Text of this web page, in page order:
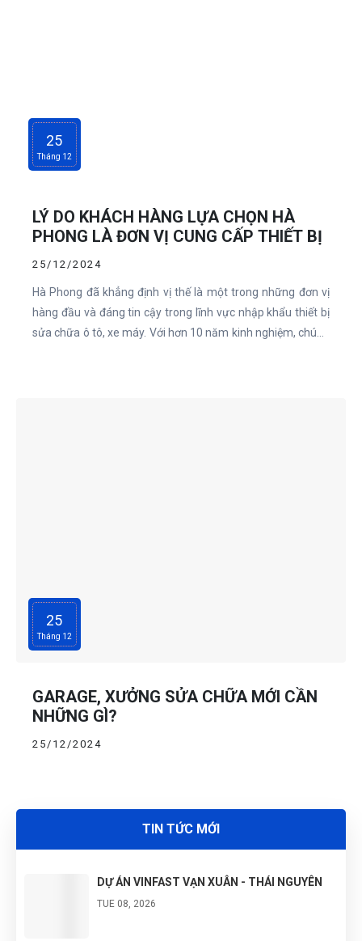
25
Tháng 12
LÝ DO KHÁCH HÀNG LỰA CHỌN HÀ
PHONG LÀ ĐƠN VỊ CUNG CẤP THIẾT BỊ
25/12/2024
Hà Phong đã khẳng định vị thế là một trong những đơn vị
hàng đầu và đáng tin cậy trong lĩnh vực nhập khẩu thiết bị
sửa chữa ô tô, xe máy. Với hơn 10 năm kinh nghiệm, chúng
25
Tháng 12
GARAGE, XƯỞNG SỬA CHỮA MỚI CẦN
NHỮNG GÌ?
25/12/2024
TIN TỨC MỚI
DỰ ÁN VINFAST VẠN XUÂN - THÁI NGUYÊN
TUE 08, 2026